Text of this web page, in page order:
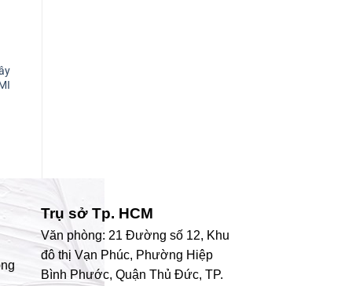
Trụ sở Tp. HCM
Văn phòng: 21 Đường số 12, Khu
đô thị Vạn Phúc, Phường Hiệp
Bình Phước, Quận Thủ Đức, TP.